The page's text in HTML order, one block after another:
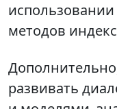
методов
развивать